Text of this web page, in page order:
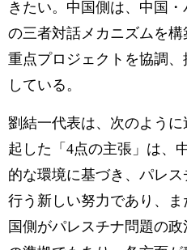
きたい。中国側は、中国
の三者対話メカニズムを
重点プロジェクトを協調
している。
劉結一代表は、次のよう
起した「4点の主張」は、
的な環境に基づき、パレ
行う新しい努力であり、
国側がパレスチナ問題の